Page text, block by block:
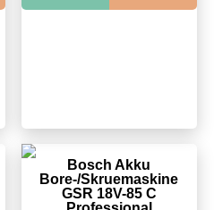
Bosch Akku
Bore-/Skruemaskine
GSR 18V-85 C